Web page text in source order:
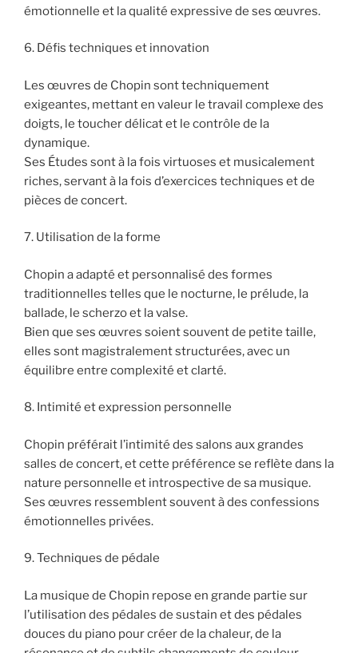
émotionnelle et la qualité expressive de ses œuvres.
6. Défis techniques et innovation
Les œuvres de Chopin sont techniquement
exigeantes, mettant en valeur le travail complexe des
doigts, le toucher délicat et le contrôle de la
dynamique.
Ses Études sont à la fois virtuoses et musicalement
riches, servant à la fois d’exercices techniques et de
pièces de concert.
7. Utilisation de la forme
Chopin a adapté et personnalisé des formes
traditionnelles telles que le nocturne, le prélude, la
ballade, le scherzo et la valse.
Bien que ses œuvres soient souvent de petite taille,
elles sont magistralement structurées, avec un
équilibre entre complexité et clarté.
8. Intimité et expression personnelle
Chopin préférait l’intimité des salons aux grandes
salles de concert, et cette préférence se reflète dans la
nature personnelle et introspective de sa musique.
Ses œuvres ressemblent souvent à des confessions
émotionnelles privées.
9. Techniques de pédale
La musique de Chopin repose en grande partie sur
l’utilisation des pédales de sustain et des pédales
douces du piano pour créer de la chaleur, de la